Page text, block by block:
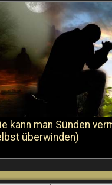
kann man Sünden
überwinden)